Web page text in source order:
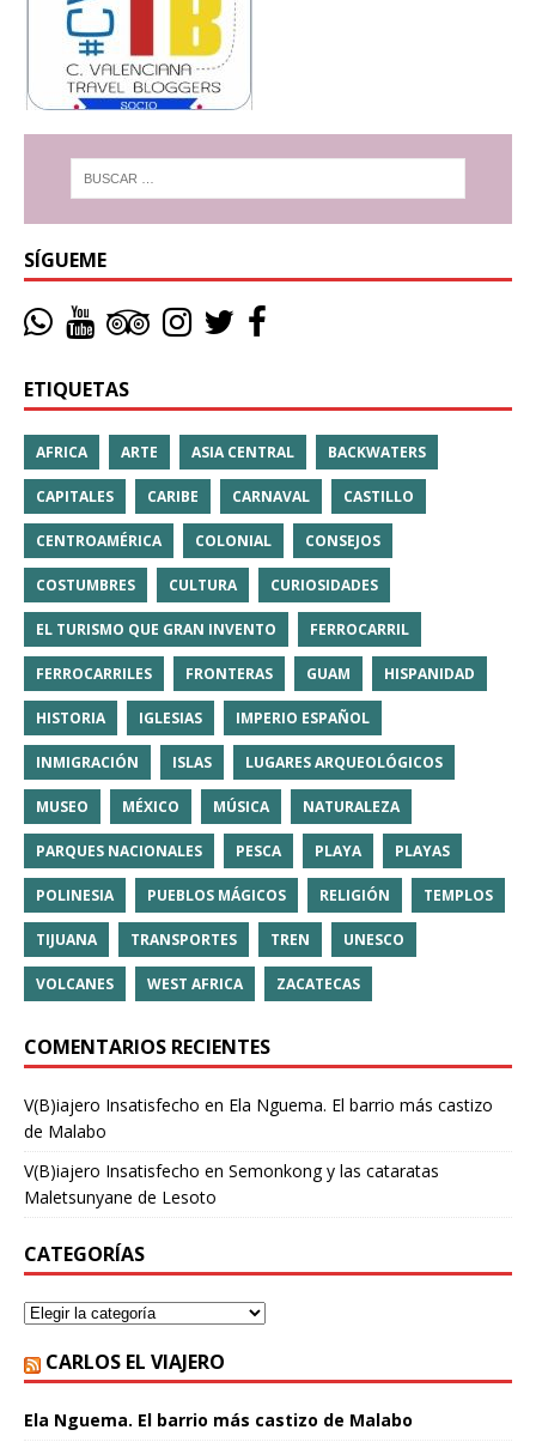
SÍGUEME
ETIQUETAS
AFRICA ARTE ASIA CENTRAL BACKWATERS
CAPITALES CARIBE CARNAVAL CASTILLO
CENTROAMÉRICA COLONIAL CONSEJOS
COSTUMBRES CULTURA CURIOSIDADES
EL TURISMO QUE GRAN INVENTO FERROCARRIL
FERROCARRILES FRONTERAS GUAM HISPANIDAD
HISTORIA IGLESIAS IMPERIO ESPAÑOL
INMIGRACIÓN ISLAS LUGARES ARQUEOLÓGICOS
MUSEO MÉXICO MÚSICA NATURALEZA
PARQUES NACIONALES PESCA PLAYA PLAYAS
POLINESIA PUEBLOS MÁGICOS RELIGIÓN TEMPLOS
TIJUANA TRANSPORTES TREN UNESCO
VOLCANES WEST AFRICA ZACATECAS
COMENTARIOS RECIENTES
V(B)iajero Insatisfecho en Ela Nguema. El barrio más castizo
de Malabo
V(B)iajero Insatisfecho en Semonkong y las cataratas
Maletsunyane de Lesoto
CATEGORÍAS
CARLOS EL VIAJERO
Ela Nguema. El barrio más castizo de Malabo